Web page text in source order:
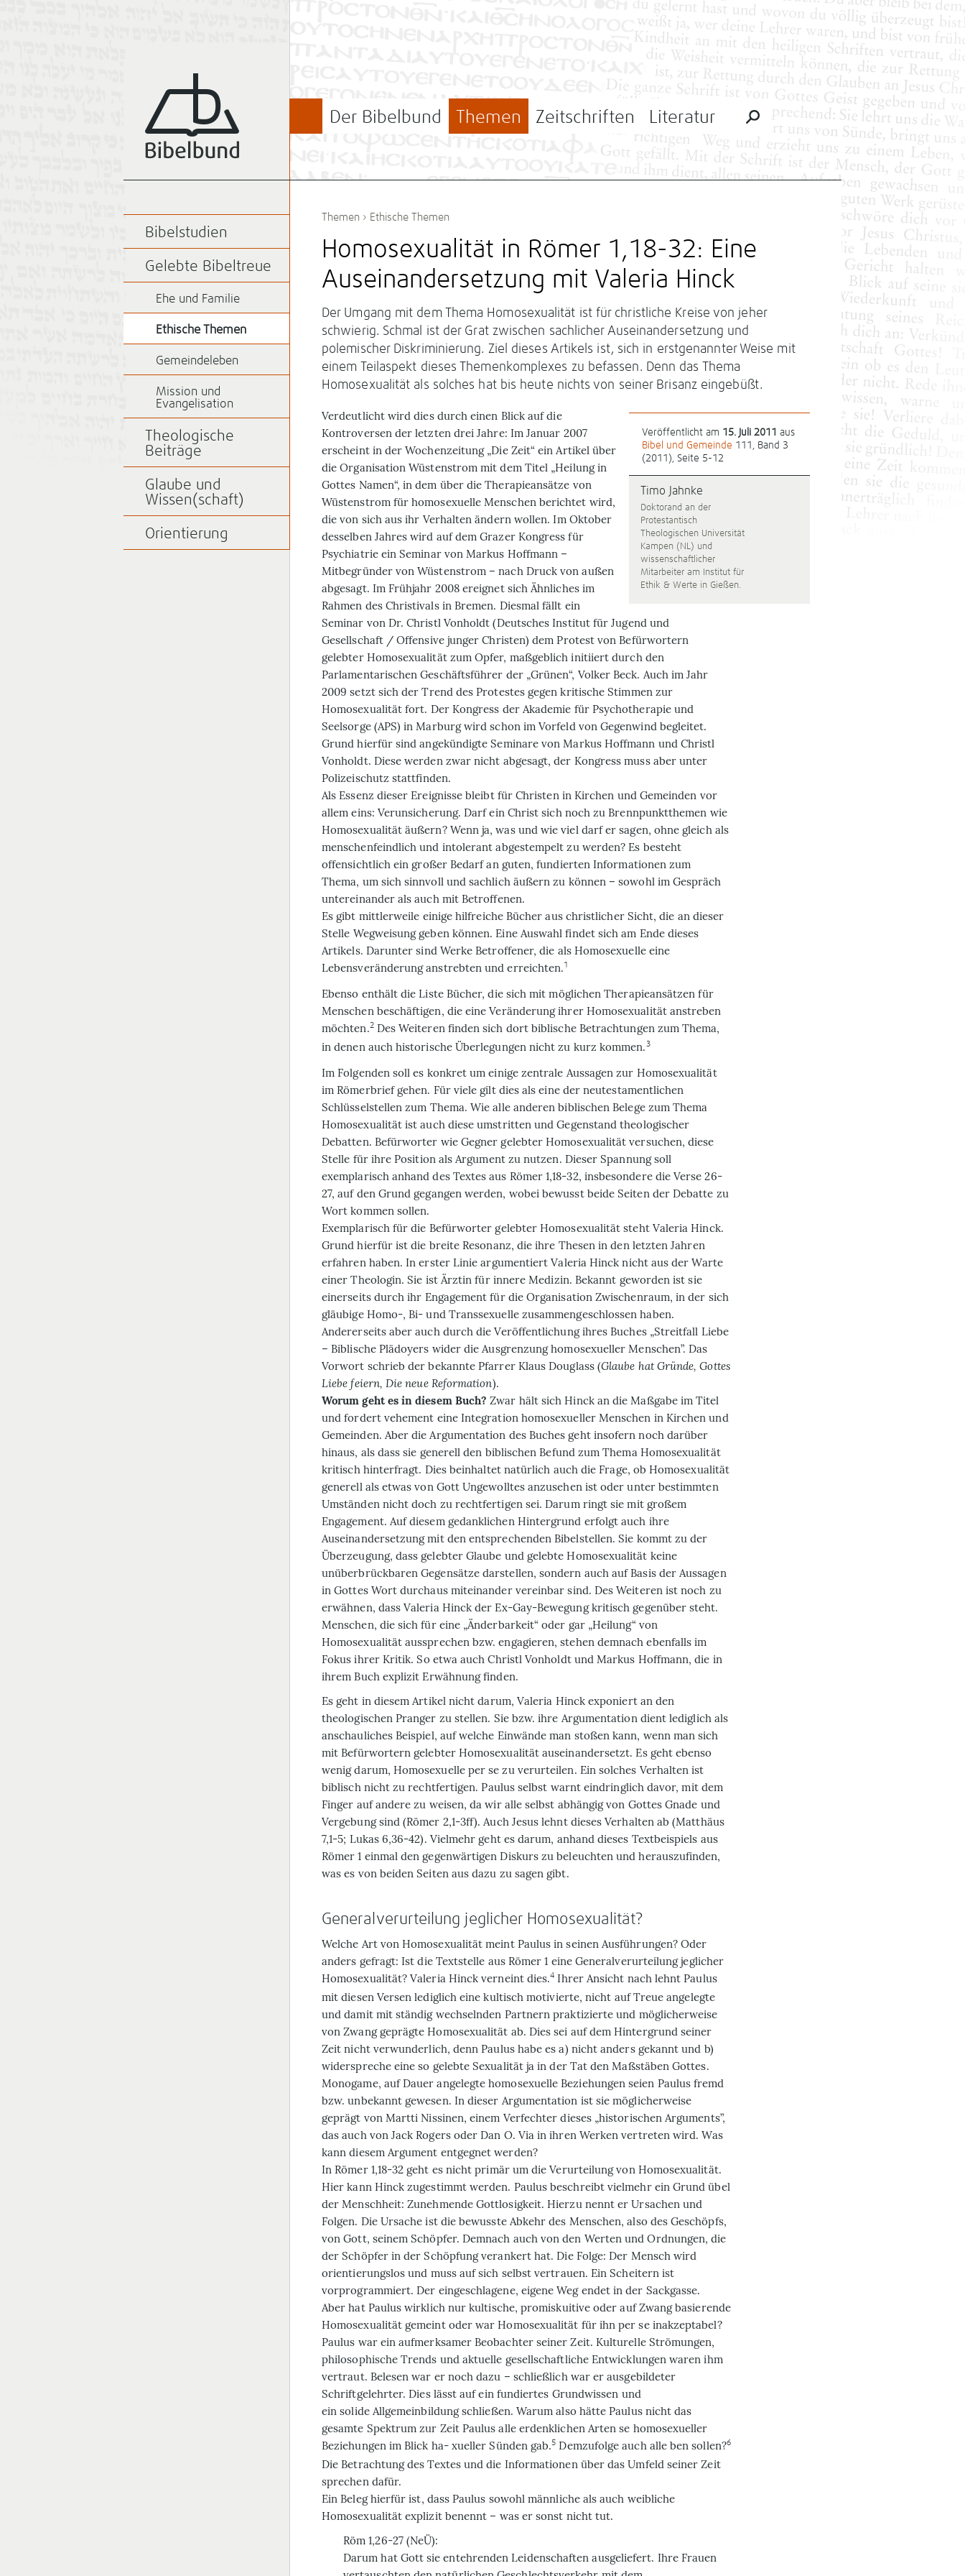
Der Bibelbund Themen Zeitschriften Literatur
Themen › Ethische Themen
Homosexualität in Römer 1,18-32: Eine
Auseinandersetzung mit Valeria Hinck
Der Umgang mit dem Thema Homosexualität ist für christliche Kreise von jeher
schwierig. Schmal ist der Grat zwischen sachlicher Auseinandersetzung und
polemischer Diskriminierung. Ziel dieses Artikels ist, sich in erstgenannter Weise mit
einem Teilaspekt dieses Themenkomplexes zu befassen. Denn das Thema
Homosexualität als solches hat bis heute nichts von seiner Brisanz eingebüßt.
Veröffentlicht am 15. Juli 2011 aus
Bibel und Gemeinde 111, Band 3
(2011), Seite 5-12
Timo Jahnke
Doktorand an der
Protestantisch
Theologischen Universität
Kampen (NL) und
wissenschaftlicher
Mitarbeiter am Institut für
Ethik & Werte in Gießen.
Verdeutlicht wird dies durch einen Blick auf die
Kontroversen der letzten drei Jahre: Im Januar 2007
erscheint in der Wochenzeitung „Die Zeit“ ein Artikel über
die Organisation Wüstenstrom mit dem Titel „Heilung in
Gottes Namen“, in dem über die Therapieansätze von
Wüstenstrom für homosexuelle Menschen berichtet wird,
die von sich aus ihr Verhalten ändern wollen. Im Oktober
desselben Jahres wird auf dem Grazer Kongress für
Psychiatrie ein Seminar von Markus Hoffmann –
Mitbegründer von Wüstenstrom – nach Druck von außen
abgesagt. Im Frühjahr 2008 ereignet sich Ähnliches im
Rahmen des Christivals in Bremen. Diesmal fällt ein
Seminar von Dr. Christl Vonholdt (Deutsches Institut für Jugend und
Gesellschaft / Offensive junger Christen) dem Protest von Befürwortern
gelebter Homosexualität zum Opfer, maßgeblich initiiert durch den
Parlamentarischen Geschäftsführer der „Grünen“, Volker Beck. Auch im Jahr
2009 setzt sich der Trend des Protestes gegen kritische Stimmen zur
Homosexualität fort. Der Kongress der Akademie für Psychotherapie und
Seelsorge (APS) in Marburg wird schon im Vorfeld von Gegenwind begleitet.
Grund hierfür sind angekündigte Seminare von Markus Hoffmann und Christl
Vonholdt. Diese werden zwar nicht abgesagt, der Kongress muss aber unter
Polizeischutz stattfinden.
Als Essenz dieser Ereignisse bleibt für Christen in Kirchen und Gemeinden vor
allem eins: Verunsicherung. Darf ein Christ sich noch zu Brennpunktthemen wie
Homosexualität äußern? Wenn ja, was und wie viel darf er sagen, ohne gleich als
menschenfeindlich und intolerant abgestempelt zu werden? Es besteht
offensichtlich ein großer Bedarf an guten, fundierten Informationen zum
Thema, um sich sinnvoll und sachlich äußern zu können – sowohl im Gespräch
untereinander als auch mit Betroffenen.
Es gibt mittlerweile einige hilfreiche Bücher aus christlicher Sicht, die an dieser
Stelle Wegweisung geben können. Eine Auswahl findet sich am Ende dieses
Artikels. Darunter sind Werke Betroffener, die als Homosexuelle eine
Lebensveränderung anstrebten und erreichten.1
Ebenso enthält die Liste Bücher, die sich mit möglichen Therapieansätzen für
Menschen beschäftigen, die eine Veränderung ihrer Homosexualität anstreben
möchten.2Des Weiteren finden sich dort biblische Betrachtungen zum Thema,
in denen auch historische Überlegungen nicht zu kurz kommen. 3
Im Folgenden soll es konkret um einige zentrale Aussagen zur Homosexualität
im Römerbrief gehen. Für viele gilt dies als eine der neutestamentlichen
Schlüsselstellen zum Thema. Wie alle anderen biblischen Belege zum Thema
Homosexualität ist auch diese umstritten und Gegenstand theologischer
Debatten. Befürworter wie Gegner gelebter Homosexualität versuchen, diese
Stelle für ihre Position als Argument zu nutzen. Dieser Spannung soll
exemplarisch anhand des Textes aus Römer 1,18-32, insbesondere die Verse 26-
27, auf den Grund gegangen werden, wobei bewusst beide Seiten der Debatte zu
Wort kommen sollen.
Exemplarisch für die Befürworter gelebter Homosexualität steht Valeria Hinck.
Grund hierfür ist die breite Resonanz, die ihre Thesen in den letzten Jahren
erfahren haben. In erster Linie argumentiert Valeria Hinck nicht aus der Warte
einer Theologin. Sie ist Ärztin für innere Medizin. Bekannt geworden ist sie
einerseits durch ihr Engagement für die Organisation Zwischenraum, in der sich
gläubige Homo-, Bi- und Transsexuelle zusammengeschlossen haben.
Andererseits aber auch durch die Veröffentlichung ihres Buches „Streitfall Liebe
– Biblische Plädoyers wider die Ausgrenzung homosexueller Menschen”. Das
Vorwort schrieb der bekannte Pfarrer Klaus Douglass (Glaube hat Gründe, Gottes
Liebe feiern, Die neue Reformation).
Worum geht es in diesem Buch? Zwar hält sich Hinck an die Maßgabe im Titel
und fordert vehement eine Integration homosexueller Menschen in Kirchen und
Gemeinden. Aber die Argumentation des Buches geht insofern noch darüber
hinaus, als dass sie generell den biblischen Befund zum Thema Homosexualität
kritisch hinterfragt. Dies beinhaltet natürlich auch die Frage, ob Homosexualität
generell als etwas von Gott Ungewolltes anzusehen ist oder unter bestimmten
Umständen nicht doch zu rechtfertigen sei. Darum ringt sie mit großem
Engagement. Auf diesem gedanklichen Hintergrund erfolgt auch ihre
Auseinandersetzung mit den entsprechenden Bibelstellen. Sie kommt zu der
Überzeugung, dass gelebter Glaube und gelebte Homosexualität keine
unüberbrückbaren Gegensätze darstellen, sondern auch auf Basis der Aussagen
in Gottes Wort durchaus miteinander vereinbar sind. Des Weiteren ist noch zu
erwähnen, dass Valeria Hinck der Ex-Gay-Bewegung kritisch gegenüber steht.
Menschen, die sich für eine „Änderbarkeit“ oder gar „Heilung“ von
Homosexualität aussprechen bzw. engagieren, stehen demnach ebenfalls im
Fokus ihrer Kritik. So etwa auch Christl Vonholdt und Markus Hoffmann, die in
ihrem Buch explizit Erwähnung finden.
Es geht in diesem Artikel nicht darum, Valeria Hinck exponiert an den
theologischen Pranger zu stellen. Sie bzw. ihre Argumentation dient lediglich als
anschauliches Beispiel, auf welche Einwände man stoßen kann, wenn man sich
mit Befürwortern gelebter Homosexualität auseinandersetzt. Es geht ebenso
wenig darum, Homosexuelle per se zu verurteilen. Ein solches Verhalten ist
biblisch nicht zu rechtfertigen. Paulus selbst warnt eindringlich davor, mit dem
Finger auf andere zu weisen, da wir alle selbst abhängig von Gottes Gnade und
Vergebung sind (Römer 2,1-3ff). Auch Jesus lehnt dieses Verhalten ab (Matthäus
7,1-5; Lukas 6,36-42). Vielmehr geht es darum, anhand dieses Textbeispiels aus
Römer 1 einmal den gegenwärtigen Diskurs zu beleuchten und herauszufinden,
was es von beiden Seiten aus dazu zu sagen gibt.
Generalverurteilung jeglicher Homosexualität?
Welche Art von Homosexualität meint Paulus in seinen Ausführungen? Oder
anders gefragt: Ist die Textstelle aus Römer 1 eine Generalverurteilung jeglicher
Homosexualität? Valeria Hinck verneint dies.4 Ihrer Ansicht nach lehnt Paulus
mit diesen Versen lediglich eine kultisch motivierte, nicht auf Treue angelegte
und damit mit ständig wechselnden Partnern praktizierte und möglicherweise
von Zwang geprägte Homosexualität ab. Dies sei auf dem Hintergrund seiner
Zeit nicht verwunderlich, denn Paulus habe es a) nicht anders gekannt und b)
widerspreche eine so gelebte Sexualität ja in der Tat den Maßstäben Gottes.
Monogame, auf Dauer angelegte homosexuelle Beziehungen seien Paulus fremd
bzw. unbekannt gewesen. In dieser Argumentation ist sie möglicherweise
geprägt von Martti Nissinen, einem Verfechter dieses „historischen Arguments”,
das auch von Jack Rogers oder Dan O. Via in ihren Werken vertreten wird. Was
kann diesem Argument entgegnet werden?
In Römer 1,18-32 geht es nicht primär um die Verurteilung von Homosexualität.
Hier kann Hinck zugestimmt werden. Paulus beschreibt vielmehr ein Grund übel
der Menschheit: Zunehmende Gottlosigkeit. Hierzu nennt er Ursachen und
Folgen. Die Ursache ist die bewusste Abkehr des Menschen, also des Geschöpfs,
von Gott, seinem Schöpfer. Demnach auch von den Werten und Ordnungen, die
der Schöpfer in der Schöpfung verankert hat. Die Folge: Der Mensch wird
orientierungslos und muss auf sich selbst vertrauen. Ein Scheitern ist
vorprogrammiert. Der eingeschlagene, eigene Weg endet in der Sackgasse.
Aber hat Paulus wirklich nur kultische, promiskuitive oder auf Zwang basierende
Homosexualität gemeint oder war Homosexualität für ihn per se inakzeptabel?
Paulus war ein aufmerksamer Beobachter seiner Zeit. Kulturelle Strömungen,
philosophische Trends und aktuelle gesellschaftliche Entwicklungen waren ihm
vertraut. Belesen war er noch dazu – schließlich war er ausgebildeter
Schriftgelehrter. Dies lässt auf ein fundiertes Grundwissen und
ein solide Allgemeinbildung schließen. Warum also hätte Paulus nicht das
gesamte Spektrum zur Zeit Paulus alle erdenklichen Arten se homosexueller
Beziehungen im Blick ha- xueller Sünden gab.5 Demzufolge auch alle ben sollen?6
Die Betrachtung des Textes und die Informationen über das Umfeld seiner Zeit
sprechen dafür.
Ein Beleg hierfür ist, dass Paulus sowohl männliche als auch weibliche
Homosexualität explizit benennt – was er sonst nicht tut.
Röm 1,26-27 (NeÜ):
Darum hat Gott sie entehrenden Leidenschaften ausgeliefert. Ihre Frauen
Bibelstudien
Gelebte Bibeltreue
Ehe und Familie
Ethische Themen
Gemeindeleben
Mission und
Evangelisation
Theologische
Beiträge
Glaube und
Wissen(schaft)
Orientierung